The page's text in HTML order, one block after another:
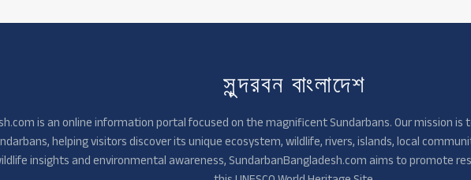
সুন্দরবন বাংলাদেশ
is an online information portal focused on the magnificent Sundarbans. Our mission
helping visitors discover its unique ecosystem, wildlife, rivers, islands, local
insights and environmental awareness, SundarbanBangladesh.com aims to promote